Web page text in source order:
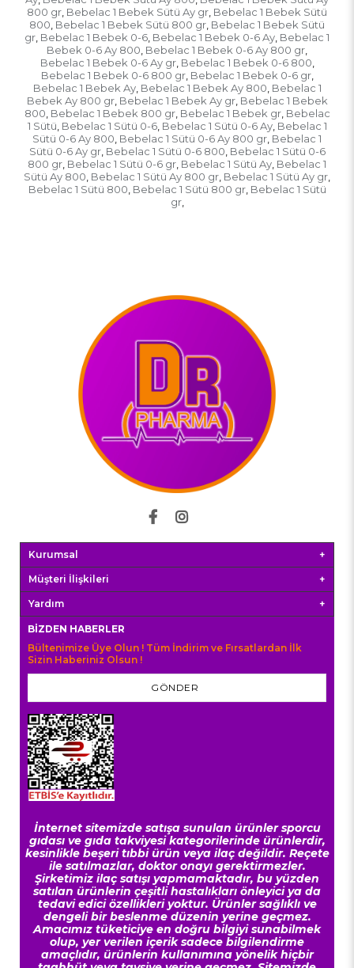
800 gr, Bebelac 1 Bebek Sütü Ay gr, Bebelac 1 Bebek Sütü
800, Bebelac 1 Bebek Sütü 800 gr, Bebelac 1 Bebek Sütü
gr, Bebelac 1 Bebek 0-6, Bebelac 1 Bebek 0-6 Ay, Bebelac 1
Bebek 0-6 Ay 800, Bebelac 1 Bebek 0-6 Ay 800 gr,
Bebelac 1 Bebek 0-6 Ay gr, Bebelac 1 Bebek 0-6 800,
Bebelac 1 Bebek 0-6 800 gr, Bebelac 1 Bebek 0-6 gr,
Bebelac 1 Bebek Ay, Bebelac 1 Bebek Ay 800, Bebelac 1
Bebek Ay 800 gr, Bebelac 1 Bebek Ay gr, Bebelac 1 Bebek
800, Bebelac 1 Bebek 800 gr, Bebelac 1 Bebek gr, Bebelac
1 Sütü, Bebelac 1 Sütü 0-6, Bebelac 1 Sütü 0-6 Ay, Bebelac 1
Sütü 0-6 Ay 800, Bebelac 1 Sütü 0-6 Ay 800 gr, Bebelac 1
Sütü 0-6 Ay gr, Bebelac 1 Sütü 0-6 800, Bebelac 1 Sütü 0-6
800 gr, Bebelac 1 Sütü 0-6 gr, Bebelac 1 Sütü Ay, Bebelac 1
Sütü Ay 800, Bebelac 1 Sütü Ay 800 gr, Bebelac 1 Sütü Ay gr,
Bebelac 1 Sütü 800, Bebelac 1 Sütü 800 gr, Bebelac 1 Sütü
gr,
Kurumsal
Müşteri İlişkileri
Yardım
BIZDEN HABERLER
Bültenimize Üye Olun ! Tüm İndirim ve Fırsatlardan İlk
Sizin Haberiniz Olsun !
GÖNDER
İnternet sitemizde satışa sunulan ürünler sporcu
gıdası ve gıda takviyesi kategorilerinde ürünlerdir,
kesinlikle beşeri tıbbi ürün veya ilaç değildir. Reçete
ile satılmazlar, doktor onayı gerektirmezler.
Şirketimiz ilaç satışı yapmamaktadır, bu yüzden
satılan ürünlerin çeşitli hastalıkları önleyici ya da
tedavi edici özellikleri yoktur. Ürünler sağlıklı ve
dengeli bir beslenme düzenin yerine geçmez.
Amacımız tüketiciye en doğru bilgiyi sunabilmek
olup, yer verilen içerik sadece bilgilendirme
amaçlıdır, ürünlerin kullanımına yönelik hiçbir